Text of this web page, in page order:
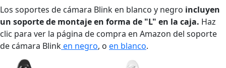
Los soportes de cámara Blink en blanco y negro incluyen
un soporte de montaje en forma de "L" en la caja. Haz
clic para ver la página de compra en Amazon del soporte
de cámara Blinken negro, o en blanco.